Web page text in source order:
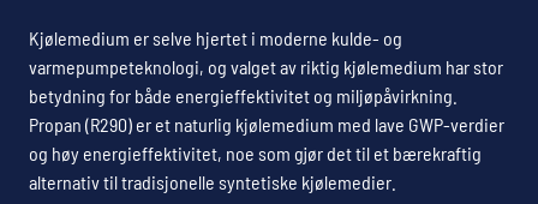
Kjølemedium er selve hjertet i moderne kulde- og
varmepumpeteknologi, og valget av riktig kjølemedium har stor
betydning for både energieffektivitet og miljøpåvirkning.
Propan (R290) er et naturlig kjølemedium med lave GWP-verdier
og høy energieffektivitet, noe som gjør det til et bærekraftig
alternativ til tradisjonelle syntetiske kjølemedier.